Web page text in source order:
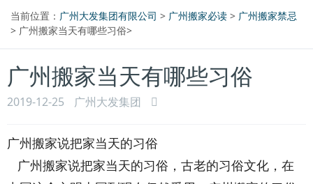
当前位置： 广州大发集团有限公司 > 广州搬家必读 > 广州搬家禁忌
> 广州搬家当天有哪些习俗>
广州搬家当天有哪些习俗
2019-12-25 广州大发集团
广州搬家说把家当天的习俗
广州搬家说把家当天的习俗，古老的习俗文化，在